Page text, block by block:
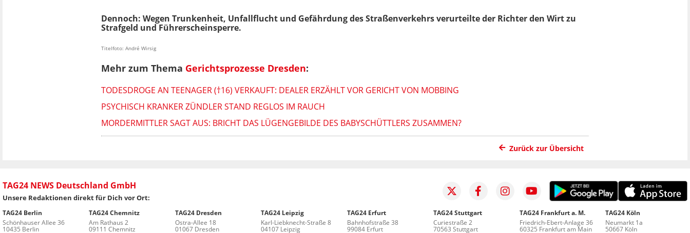
Dennoch: Wegen Trunkenheit, Unfallflucht und Gefährdung des Straßenverkehrs verurteilte der Richter den Wirt zu
Strafgeld und Führerscheinsperre.
Titelfoto: André Wirsig
Mehr zum Thema Gerichtsprozesse Dresden:
TODESDROGE AN TEENAGER (†16) VERKAUFT: DEALER ERZÄHLT VOR GERICHT VON MOBBING
PSYCHISCH KRANKER ZÜNDLER STAND REGLOS IM RAUCH
MORDERMITTLER SAGT AUS: BRICHT DAS LÜGENGEBILDE DES BABYSCHÜTTLERS ZUSAMMEN?
Zurück zur Übersicht
TAG24 NEWS Deutschland GmbH
Unsere Redaktionen direkt für Dich vor Ort:
TAG24 Berlin
Schönhauser Allee 36
10435 Berlin
TAG24 Chemnitz
Am Rathaus 2
09111 Chemnitz
TAG24 Dresden
Ostra-Allee 18
01067 Dresden
TAG24 Leipzig
Karl-Liebknecht-Straße 8
04107 Leipzig
TAG24 Erfurt
Bahnhofstraße 38
99084 Erfurt
TAG24 Stuttgart
Curiestraße 2
70563 Stuttgart
TAG24 Frankfurt a. M.
Friedrich-Ebert-Anlage 36
60325 Frankfurt am Main
TAG24 Köln
Neumarkt 1a
50667 Köln